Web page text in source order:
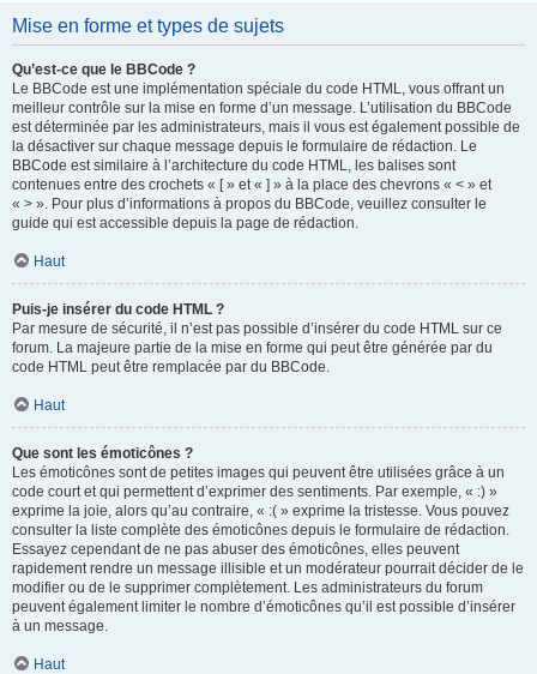
Mise en forme et types de sujets
Qu’est-ce que le BBCode ?
Le BBCode est une implémentation spéciale du code HTML, vous offrant un
meilleur contrôle sur la mise en forme d’un message. L’utilisation du BBCode
est déterminée par les administrateurs, mais il vous est également possible de
la désactiver sur chaque message depuis le formulaire de rédaction. Le
BBCode est similaire à l’architecture du code HTML, les balises sont
contenues entre des crochets « [ » et « ] » à la place des chevrons « < » et
« > ». Pour plus d’informations à propos du BBCode, veuillez consulter le
guide qui est accessible depuis la page de rédaction.
Haut
Puis-je insérer du code HTML ?
Par mesure de sécurité, il n’est pas possible d’insérer du code HTML sur ce
forum. La majeure partie de la mise en forme qui peut être générée par du
code HTML peut être remplacée par du BBCode.
Haut
Que sont les émoticônes ?
Les émoticônes sont de petites images qui peuvent être utilisées grâce à un
code court et qui permettent d’exprimer des sentiments. Par exemple, « :) »
exprime la joie, alors qu’au contraire, « :( » exprime la tristesse. Vous pouvez
consulter la liste complète des émoticônes depuis le formulaire de rédaction.
Essayez cependant de ne pas abuser des émoticônes, elles peuvent
rapidement rendre un message illisible et un modérateur pourrait décider de le
modifier ou de le supprimer complètement. Les administrateurs du forum
peuvent également limiter le nombre d’émoticônes qu’il est possible d’insérer
à un message.
Haut